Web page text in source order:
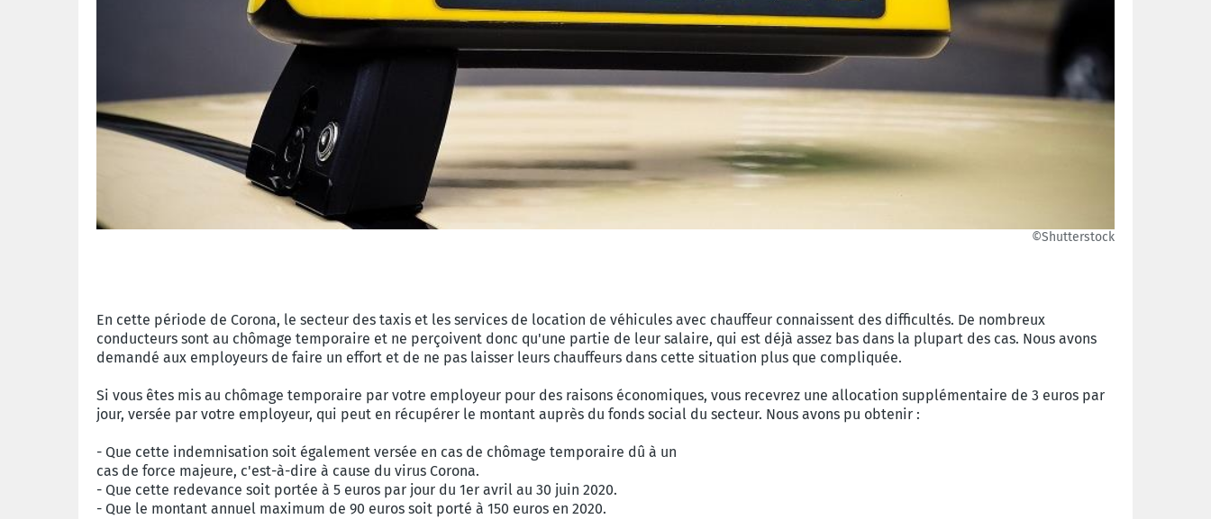
©Shutterstock
En cette période de Corona, le secteur des taxis et les services de location de véhicules avec chauffeur connaissent des difficultés. De nombreux
conducteurs sont au chômage temporaire et ne perçoivent donc qu'une partie de leur salaire, qui est déjà assez bas dans la plupart des cas. Nous avons
demandé aux employeurs de faire un effort et de ne pas laisser leurs chauffeurs dans cette situation plus que compliquée.
Si vous êtes mis au chômage temporaire par votre employeur pour des raisons économiques, vous recevrez une allocation supplémentaire de 3 euros par
jour, versée par votre employeur, qui peut en récupérer le montant auprès du fonds social du secteur. Nous avons pu obtenir :
- Que cette indemnisation soit également versée en cas de chômage temporaire dû à un
cas de force majeure, c'est-à-dire à cause du virus Corona.
- Que cette redevance soit portée à 5 euros par jour du 1er avril au 30 juin 2020.
- Que le montant annuel maximum de 90 euros soit porté à 150 euros en 2020.